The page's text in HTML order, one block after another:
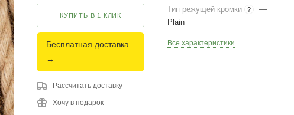
КУПИТЬ В 1 КЛИК
Бесплатная доставка
→
Рассчитать доставку
Хочу в подарок
Тип режущей кромки
?
—
Plain
Все характеристики